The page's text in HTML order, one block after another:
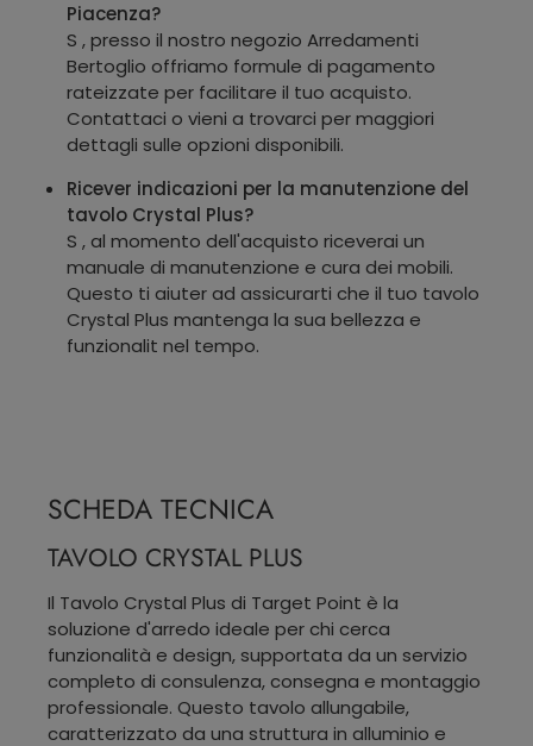
Piacenza?
S , presso il nostro negozio Arredamenti
Bertoglio offriamo formule di pagamento
rateizzate per facilitare il tuo acquisto.
Contattaci o vieni a trovarci per maggiori
dettagli sulle opzioni disponibili.
Ricever indicazioni per la manutenzione del
tavolo Crystal Plus?
S , al momento dell'acquisto riceverai un
manuale di manutenzione e cura dei mobili.
Questo ti aiuter ad assicurarti che il tuo tavolo
Crystal Plus mantenga la sua bellezza e
funzionalit nel tempo.
SCHEDA TECNICA
TAVOLO CRYSTAL PLUS
Il Tavolo Crystal Plus di Target Point è la
soluzione d'arredo ideale per chi cerca
funzionalità e design, supportata da un servizio
completo di consulenza, consegna e montaggio
professionale. Questo tavolo allungabile,
caratterizzato da una struttura in alluminio e